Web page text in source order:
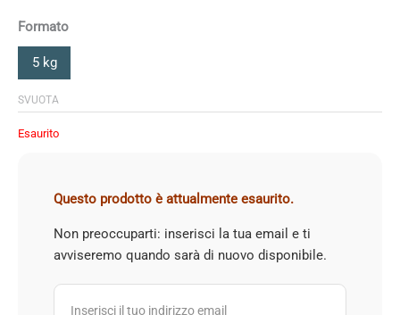
Formato
5 kg
SVUOTA
Esaurito
Questo prodotto è attualmente esaurito.
Non preoccuparti: inserisci la tua email e ti
avviseremo quando sarà di nuovo disponibile.